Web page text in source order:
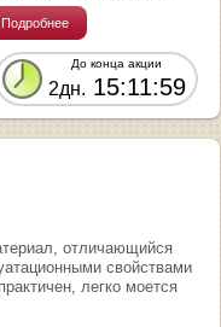
Подробнее
До конца акции
2дн. 15:11:58
отличающийся
свойствами
легко моется